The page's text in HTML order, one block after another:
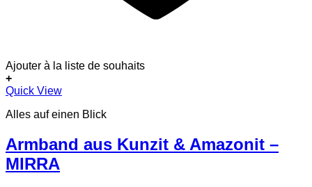
Ajouter à la liste de souhaits
+
Quick View
Alles auf einen Blick
Armband aus Kunzit & Amazonit –
MIRRA